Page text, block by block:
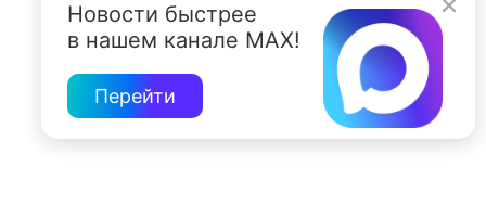
Новости быстрее
в нашем канале MAX!
Перейти